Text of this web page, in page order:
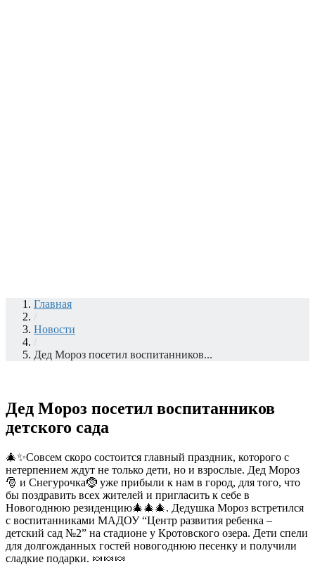
Главная
/
Новости
/
Дед Мороз посетил воспитанников...
Дед Мороз посетил воспитанников
детского сада
🎄✨Совсем скоро состоится главный праздник, которого с
нетерпением ждут не только дети, но и взрослые. Дед Мороз
🎅 и Снегурочка🤶 уже прибыли к нам в город, для того, что
бы поздравить всех жителей и пригласить к себе в
Новогоднюю резиденцию🎄🎄🎄. Дедушка Мороз встретился
с воспитанниками МАДОУ “Центр развития ребенка –
детский сад №2” на стадионе у Кротовского озера. Дети спели
для долгожданных гостей новогоднюю песенку и получили
сладкие подарки. 🍬🍬🍬